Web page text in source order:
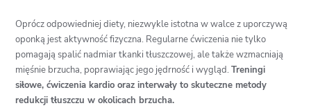
Oprócz odpowiedniej diety, niezwykle istotna w walce z uporczywą
oponką jest aktywność fizyczna. Regularne ćwiczenia nie tylko
pomagają spalić nadmiar tkanki tłuszczowej, ale także wzmacniają
mięśnie brzucha, poprawiając jego jędrność i wygląd.Treningi
siłowe, ćwiczenia kardio oraz interwały to skuteczne metody
redukcji tłuszczu w okolicach brzucha.